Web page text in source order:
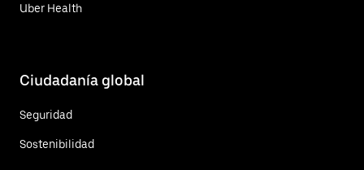
Uber Health
Ciudadanía global
Seguridad
Sostenibilidad